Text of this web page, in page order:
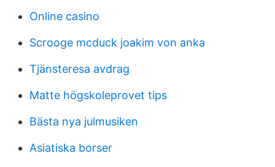
Online casino
Scrooge mcduck joakim von anka
Tjänsteresa avdrag
Matte högskoleprovet tips
Bästa nya julmusiken
Asiatiska borser